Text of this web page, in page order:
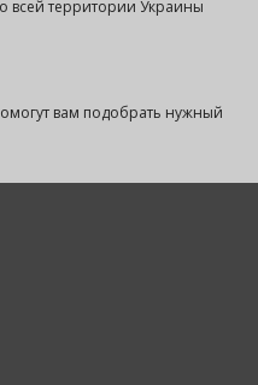
всей территории Украины
вам подобрать нужный